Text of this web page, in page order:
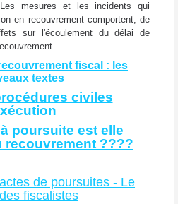
mesures et les incidents qui
en recouvrement comportent, de
sur l'écoulement du délai de
fiscal : les
textes
civiles
poursuite est elle
recouvrement ????
de poursuites - Le
fiscalistes